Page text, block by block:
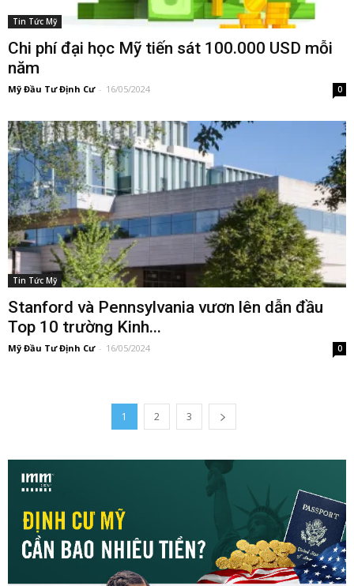
Tin Tức Mỹ
Chi phí đại học Mỹ tiến sát 100.000 USD mỗi
năm
Mỹ Đầu Tư Định Cư - 16/05/2024 0
Tin Tức Mỹ
Stanford và Pennsylvania vươn lên dẫn đầu
Top 10 trường Kinh...
Mỹ Đầu Tư Định Cư - 16/05/2024 0
1 2 3